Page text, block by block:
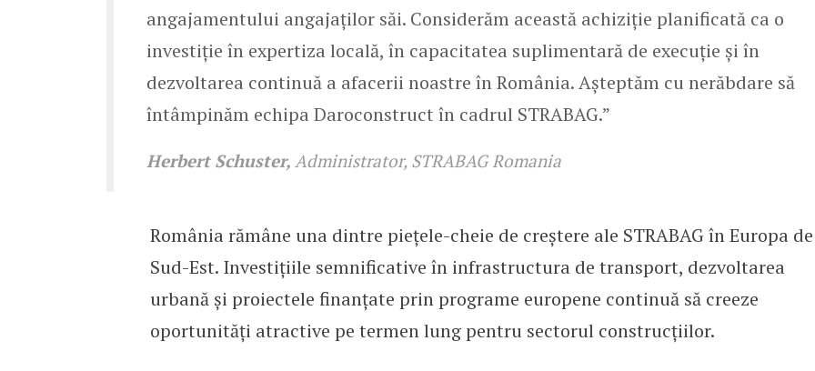
angajamentului angajaților săi. Considerăm această achiziție planificată ca o
investiție în expertiza locală, în capacitatea suplimentară de execuție și în
dezvoltarea continuă a afacerii noastre în România. Așteptăm cu nerăbdare să
întâmpinăm echipa Daroconstruct în cadrul STRABAG.”
Herbert Schuster, Administrator, STRABAG Romania
România rămâne una dintre piețele-cheie de creștere ale STRABAG în Europa de
Sud-Est. Investițiile semnificative în infrastructura de transport, dezvoltarea
urbană și proiectele finanțate prin programe europene continuă să creeze
oportunități atractive pe termen lung pentru sectorul construcțiilor.